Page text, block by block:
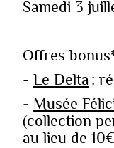
Samedi 3
Offres
- Le Delta :
- Musée
(collection
au lieu de